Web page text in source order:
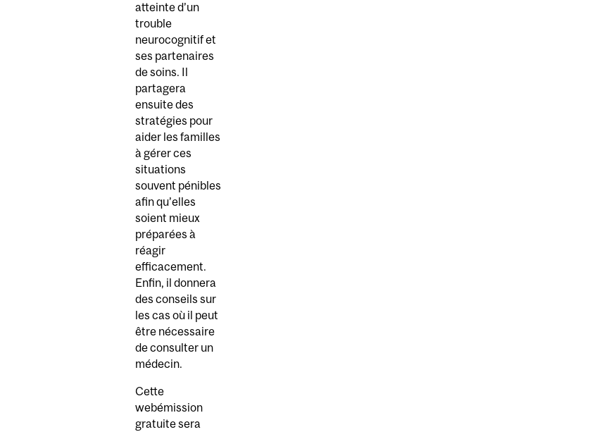
atteinte d’un
trouble
neurocognitif et
ses partenaires
de soins. Il
partagera
ensuite des
stratégies pour
aider les familles
à gérer ces
situations
souvent pénibles
afin qu’elles
soient mieux
préparées à
réagir
efficacement.
Enfin, il donnera
des conseils sur
les cas où il peut
être nécessaire
de consulter un
médecin.
Cette
webémission
gratuite sera